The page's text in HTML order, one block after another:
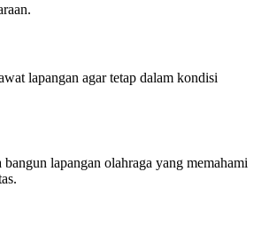
lapangan agar tetap dalam kondisi
lapangan olahraga yang memahami